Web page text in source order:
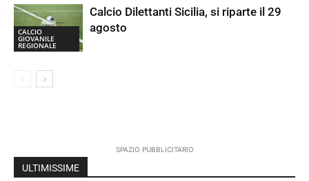
CALCIO
GIOVANILE
REGIONALE
Calcio Dilettanti Sicilia, si riparte il 29
agosto
SPAZIO PUBBLICITARIO
ULTIMISSIME